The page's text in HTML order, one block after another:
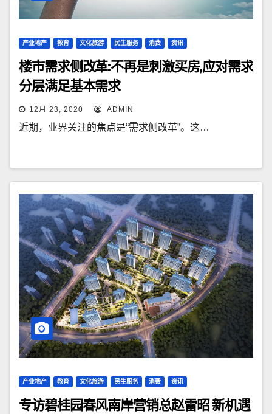
产业地产 教育 文化旅游 民生服务 消费 资讯
楼市需求侧改革:不再是刺激买房,应对需求
分层满足基本需求
12月 23, 2020 ADMIN
近期，业界关注的焦点是“需求侧改革”。这…
产业地产 教育 文化旅游 民生服务 消费 资讯
专访碧桂园春风南岸营销总赵雷昭 新机遇